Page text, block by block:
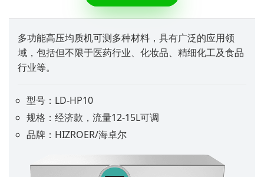
多功能高压均质机可测多种材料，具有广泛的应用领
域，包括但不限于医药行业、化妆品、精细化工及食品
行业等。
型号：LD-HP10
规格：经济款，流量12-15L可调
品牌：HIZROER/海卓尔